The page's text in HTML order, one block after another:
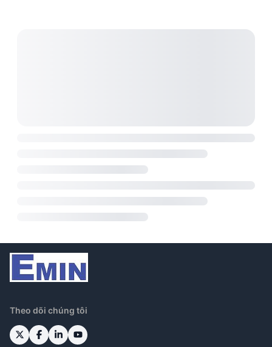
Theo dõi chúng tôi